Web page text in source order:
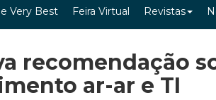
Very Best Feira Virtual Revistas
recomendação
ar-ar e TI